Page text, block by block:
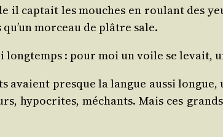
il cap­tait les mouches en rou­lant des
mor­ceau de plâtre sale.
long­temps : pour moi un voile se levait,
avaient presque la langue aus­si longue,
hypo­crites, méchants. Mais ces